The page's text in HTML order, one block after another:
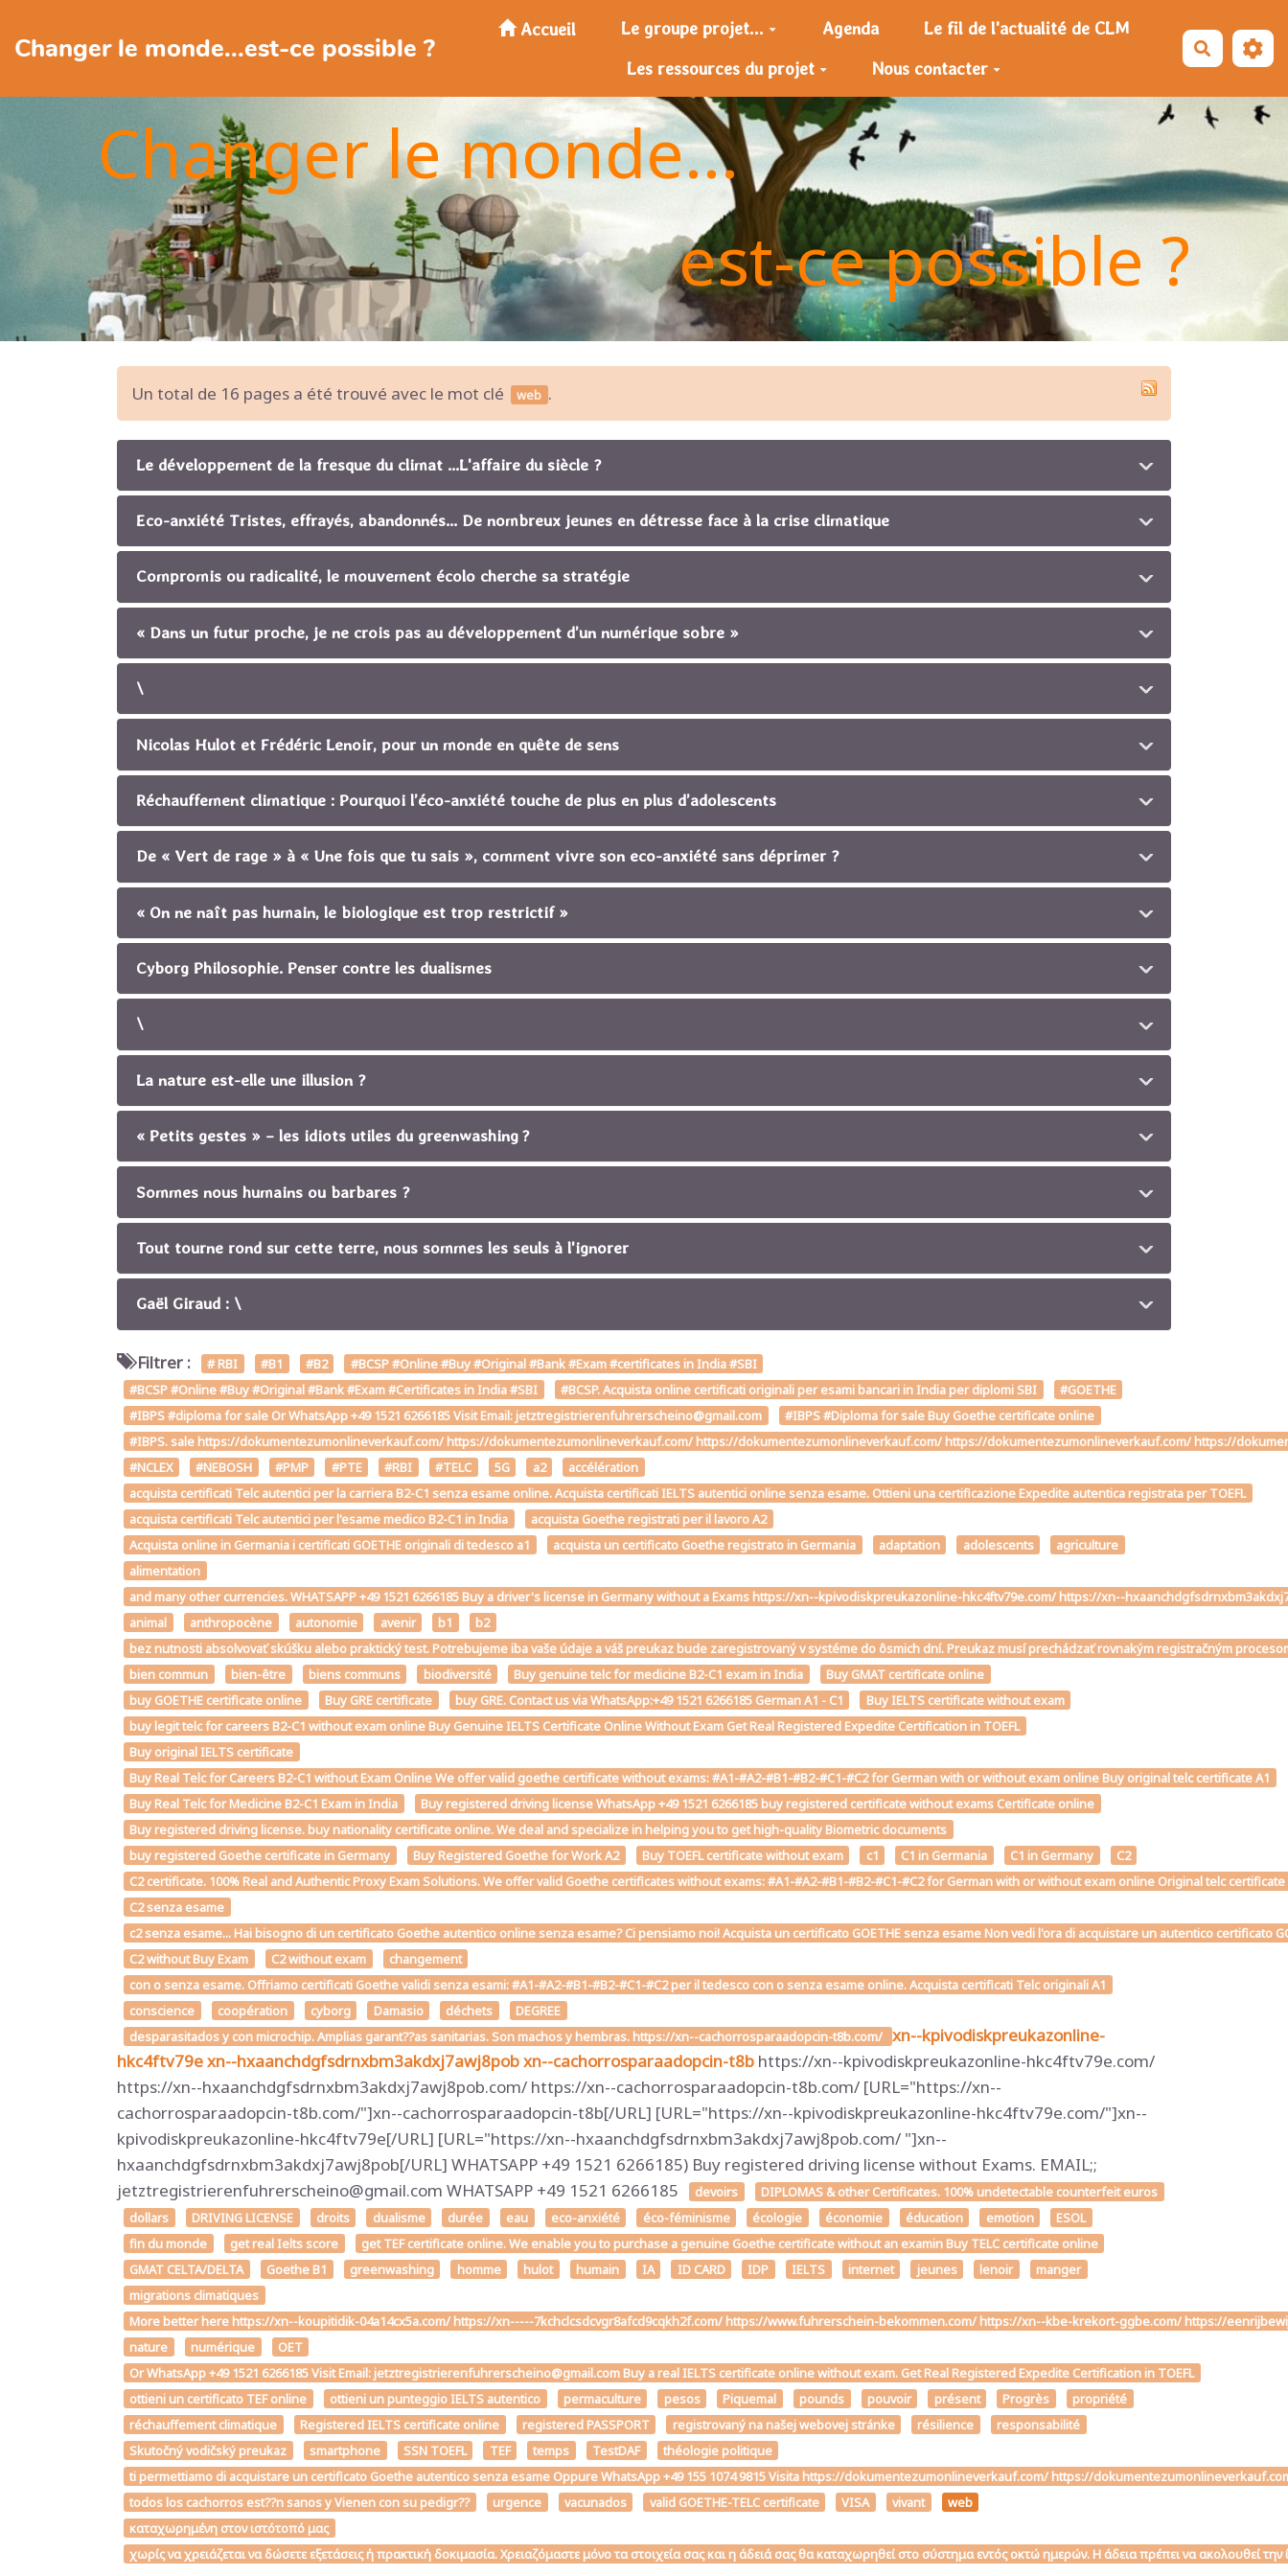
Changer le monde...est-ce possible ?
Accueil Le groupe projet... Agenda
Le fil de l'actualité de CLM
Les ressources du projet
Nous contacter
Changer le monde...
est-ce possible ?
Un total de 16 pages a été trouvé avec le mot clé web .
Le développement de la fresque du climat ...L'affaire du siècle ?
Eco-anxiété Tristes, effrayés, abandonnés... De nombreux jeunes en détresse face à la crise climatique
Compromis ou radicalité, le mouvement écolo cherche sa stratégie
« Dans un futur proche, je ne crois pas au développement d’un numérique sobre »
\
Nicolas Hulot et Frédéric Lenoir, pour un monde en quête de sens
Réchauffement climatique : Pourquoi l’éco-anxiété touche de plus en plus d’adolescents
De « Vert de rage » à « Une fois que tu sais », comment vivre son eco-anxiété sans déprimer ?
« On ne naît pas humain, le biologique est trop restrictif »
Cyborg Philosophie. Penser contre les dualismes
\
La nature est-elle une illusion ?
« Petits gestes » – les idiots utiles du greenwashing ?
Sommes nous humains ou barbares ?
Tout tourne rond sur cette terre, nous sommes les seuls à l'ignorer
Gaël Giraud : \
Filtrer : # RBI #B1 #B2
#BCSP #Online #Buy #Original #Bank #Exam #certificates in India #SBI
#BCSP #Online #Buy #Original #Bank #Exam #Certificates in India #SBI
#BCSP. Acquista online certificati originali per esami bancari in India per diplomi SBI
#GOETHE
#IBPS #diploma for sale Or WhatsApp +49 1521 6266185 Visit Email: jetztregistrierenfuhrerscheino@gmail.com
#IBPS #Diploma for sale Buy Goethe certificate online
#IBPS. sale https://dokumentezumonlineverkauf.com/ https://dokumentezumonlineverkauf.com/ https://dokumentezumonlineverkauf.com/ https://dokumentezumonlineverkauf.com/ https://
#NCLEX
#NEBOSH #PMP #PTE #RBI #TELC 5G a2
accélération
acquista certificati Telc autentici per la carriera B2-C1 senza esame online. Acquista certificati IELTS autentici online senza esame. Ottieni una certificazione Expedite autentica registrata per TOEFL
acquista certificati Telc autentici per l'esame medico B2-C1 in India
acquista Goethe registrati per il lavoro A2
Acquista online in Germania i certificati GOETHE originali di tedesco a1
acquista un certificato Goethe registrato in Germania adaptation adolescents
agriculture
alimentation
and many other currencies. WHATSAPP +49 1521 6266185 Buy a driver's license in Germany without a Exams https://xn--kpivodiskpreukazonline-hkc4ftv79e.com/ https://xn--
animal
anthropocène autonomie avenir b1
b2
bez nutnosti absolvovať skúšku alebo praktický test. Potrebujeme iba vaše údaje a váš preukaz bude zaregistrovaný v systéme do ôsmich dní. Preukaz musí prechádzať rovnakým registračným
bien commun
bien-être biens communs biodiversité Buy genuine telc for medicine B2-C1 exam in India
Buy GMAT certificate online
buy GOETHE certificate online
Buy GRE certificate buy GRE. Contact us via WhatsApp:+49 1521 6266185 German A1 - C1
Buy IELTS certificate without exam
buy legit telc for careers B2-C1 without exam online Buy Genuine IELTS Certificate Online Without Exam Get Real Registered Expedite Certification in TOEFL
Buy original IELTS certificate
Buy Real Telc for Careers B2-C1 without Exam Online We offer valid goethe certificate without exams: #A1-#A2-#B1-#B2-#C1-#C2 for German with or without exam online Buy original telc certificate A1
Buy Real Telc for Medicine B2-C1 Exam in India
Buy registered driving license WhatsApp +49 1521 6266185 buy registered certificate without exams Certificate online
Buy registered driving license. buy nationality certificate online. We deal and specialize in helping you to get high-quality Biometric documents
buy registered Goethe certificate in Germany
Buy Registered Goethe for Work A2 Buy TOEFL certificate without exam c1 C1 in Germania C1 in Germany
C2
C2 certificate. 100% Real and Authentic Proxy Exam Solutions. We offer valid Goethe certificates without exams: #A1-#A2-#B1-#B2-#C1-#C2 for German with or without exam online Original telc certificate
C2 senza esame
c2 senza esame... Hai bisogno di un certificato Goethe autentico online senza esame? Ci pensiamo noi! Acquista un certificato GOETHE senza esame Non vedi l'ora di acquistare un autentico
C2 without Buy Exam
C2 without exam
changement
con o senza esame. Offriamo certificati Goethe validi senza esami: #A1-#A2-#B1-#B2-#C1-#C2 per il tedesco con o senza esame online. Acquista certificati Telc originali A1
conscience
coopération cyborg Damasio déchets
DEGREE
desparasitados y con microchip. Amplias garant??as sanitarias. Son machos y hembras. https://xn--cachorrosparaadopcin-t8b.com/ xn--kpivodiskpreukazonline-
hkc4ftv79exn--hxaanchdgfsdrnxbm3akdxj7awj8pobxn--cachorrosparaadopcin-t8b https://xn--kpivodiskpreukazonline-hkc4ftv79e.com/
https://xn--hxaanchdgfsdrnxbm3akdxj7awj8pob.com/ https://xn--cachorrosparaadopcin-t8b.com/ [URL="https://xn--
cachorrosparaadopcin-t8b.com/"]xn--cachorrosparaadopcin-t8b[/URL] [URL="https://xn--kpivodiskpreukazonline-hkc4ftv79e.com/"]xn--
kpivodiskpreukazonline-hkc4ftv79e[/URL] [URL="https://xn--hxaanchdgfsdrnxbm3akdxj7awj8pob.com/ "]xn--
hxaanchdgfsdrnxbm3akdxj7awj8pob[/URL] WHATSAPP +49 1521 6266185) Buy registered driving license without Exams. EMAIL;;
jetztregistrierenfuhrerscheino@gmail.com WHATSAPP +49 1521 6266185
devoirs
DIPLOMAS & other Certificates. 100% undetectable counterfeit euros
dollars
DRIVING LICENSE droits dualisme durée eau eco-anxiété éco-féminisme écologie économie éducation emotion
ESOL
fin du monde
get real Ielts score
get TEF certificate online. We enable you to purchase a genuine Goethe certificate without an examin Buy TELC certificate online
GMAT CELTA/DELTA
Goethe B1 greenwashing homme hulot humain IA ID CARD IDP IELTS internet jeunes lenoir
manger
migrations climatiques
More better here https://xn--koupitidik-04a14cx5a.com/ https://xn-----7kchclcsdcvgr8afcd9cqkh2f.com/ https://www.fuhrerschein-bekommen.com/ https://xn--kbe-krekort-ggbe.com/ https://
nature
numérique
OET
Or WhatsApp +49 1521 6266185 Visit Email: jetztregistrierenfuhrerscheino@gmail.com Buy a real IELTS certificate online without exam. Get Real Registered Expedite Certification in TOEFL
ottieni un certificato TEF online
ottieni un punteggio IELTS autentico permaculture pesos Piquemal pounds pouvoir présent Progrès
propriété
réchauffement climatique
Registered IELTS certificate online registered PASSPORT registrovaný na našej webovej stránke résilience
responsabilité
Skutočný vodičský preukaz
smartphone SSN TOEFL TEF temps TestDAF
théologie politique
ti permettiamo di acquistare un certificato Goethe autentico senza esame Oppure WhatsApp +49 155 1074 9815 Visita https://dokumentezumonlineverkauf.com/ https://
todos los cachorros est??n sanos y Vienen con su pedigr??
urgence vacunados valid GOETHE-TELC certificate VISA vivant
web
καταχωρημένη στον ιστότοπό μας
χωρίς να χρειάζεται να δώσετε εξετάσεις ή πρακτική δοκιμασία. Χρειαζόμαστε μόνο τα στοιχεία σας και η άδειά σας θα καταχωρηθεί στο σύστημα εντός οκτώ ημερών. Η άδεια πρέπει να